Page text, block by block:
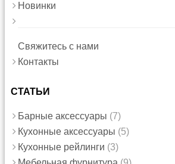
Новинки
Свяжитесь с нами
Контакты
СТАТЬИ
Барные аксессуары (7)
Кухонные аксессуары (5)
Кухонные рейлинги (3)